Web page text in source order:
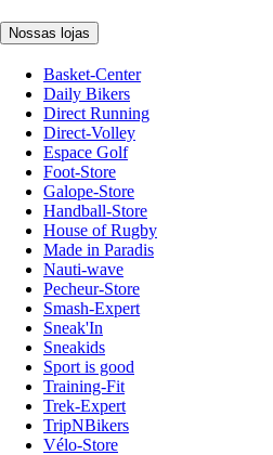
Nossas lojas
Basket-Center
Daily Bikers
Direct Running
Direct-Volley
Espace Golf
Foot-Store
Galope-Store
Handball-Store
House of Rugby
Made in Paradis
Nauti-wave
Pecheur-Store
Smash-Expert
Sneak'In
Sneakids
Sport is good
Training-Fit
Trek-Expert
TripNBikers
Vélo-Store